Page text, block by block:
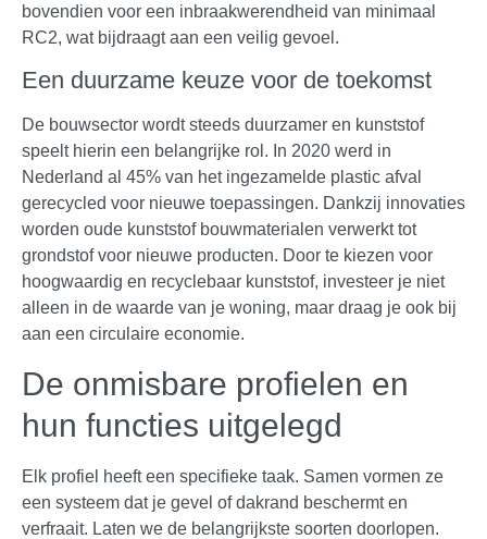
bovendien voor een inbraakwerendheid van minimaal
RC2, wat bijdraagt aan een veilig gevoel.
Een duurzame keuze voor de toekomst
De bouwsector wordt steeds duurzamer en kunststof
speelt hierin een belangrijke rol. In 2020 werd in
Nederland al 45% van het ingezamelde plastic afval
gerecycled voor nieuwe toepassingen. Dankzij innovaties
worden oude kunststof bouwmaterialen verwerkt tot
grondstof voor nieuwe producten. Door te kiezen voor
hoogwaardig en recyclebaar kunststof, investeer je niet
alleen in de waarde van je woning, maar draag je ook bij
aan een circulaire economie.
De onmisbare profielen en
hun functies uitgelegd
Elk profiel heeft een specifieke taak. Samen vormen ze
een systeem dat je gevel of dakrand beschermt en
verfraait. Laten we de belangrijkste soorten doorlopen.